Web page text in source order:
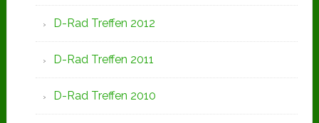
D-Rad Treffen 2012
D-Rad Treffen 2011
D-Rad Treffen 2010